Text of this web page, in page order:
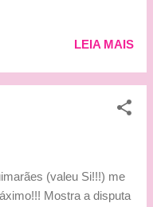
LEIA MAIS
(valeu Si!!!) me
Mostra a disputa